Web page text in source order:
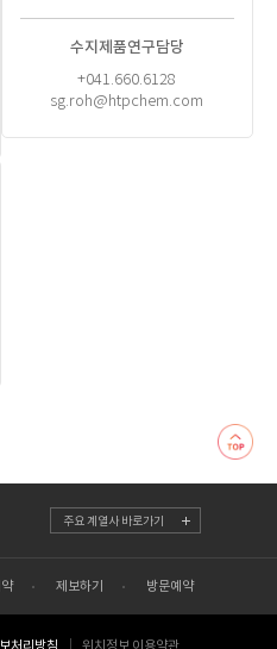
수지제품연구담당
+041.660.6128
sg.roh@htpchem.com
주요 계열사 바로가기
제보하기 방문예약